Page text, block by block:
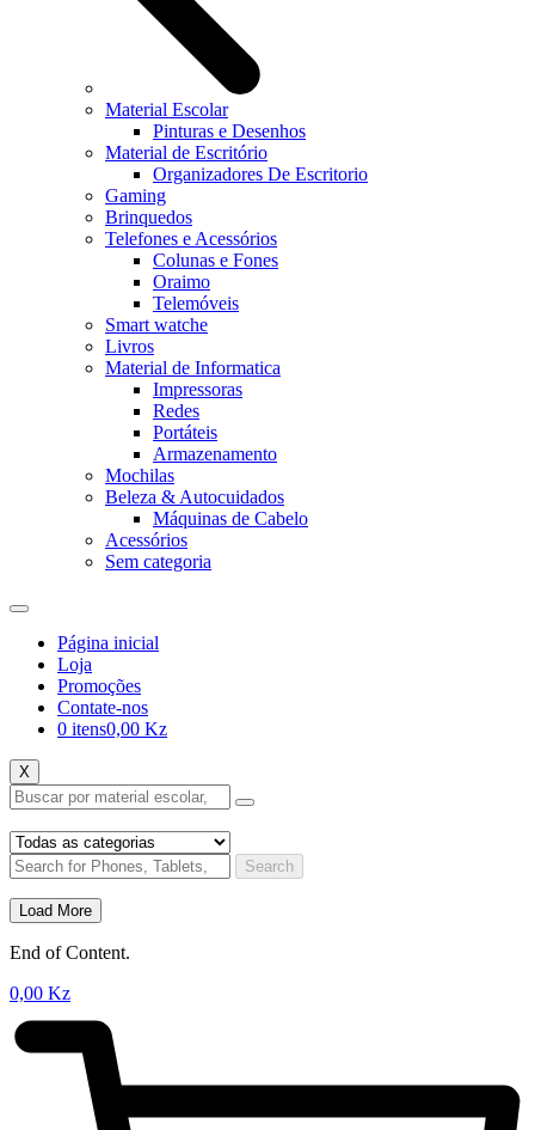
Material Escolar
Pinturas e Desenhos
Material de Escritório
Organizadores De Escritorio
Gaming
Brinquedos
Telefones e Acessórios
Colunas e Fones
Oraimo
Telemóveis
Smart watche
Livros
Material de Informatica
Impressoras
Redes
Portáteis
Armazenamento
Mochilas
Beleza & Autocuidados
Máquinas de Cabelo
Acessórios
Sem categoria
Página inicial
Loja
Promoções
Contate-nos
0 itens0,00 Kz
X
Search
Load More
End of Content.
0,00 Kz